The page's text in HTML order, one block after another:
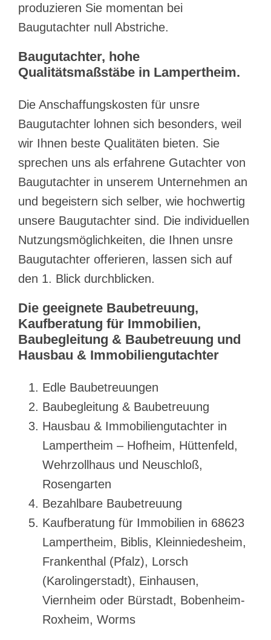
produzieren Sie momentan bei
Baugutachter null Abstriche.
Baugutachter, hohe
Qualitätsmaßstäbe in Lampertheim.
Die Anschaffungskosten für unsre
Baugutachter lohnen sich besonders, weil
wir Ihnen beste Qualitäten bieten. Sie
sprechen uns als erfahrene Gutachter von
Baugutachter in unserem Unternehmen an
und begeistern sich selber, wie hochwertig
unsere Baugutachter sind. Die individuellen
Nutzungsmöglichkeiten, die Ihnen unsre
Baugutachter offerieren, lassen sich auf
den 1. Blick durchblicken.
Die geeignete Baubetreuung,
Kaufberatung für Immobilien,
Baubegleitung & Baubetreuung und
Hausbau & Immobiliengutachter
Edle Baubetreuungen
Baubegleitung & Baubetreuung
Hausbau & Immobiliengutachter in
Lampertheim – Hofheim, Hüttenfeld,
Wehrzollhaus und Neuschloß,
Rosengarten
Bezahlbare Baubetreuung
Kaufberatung für Immobilien in 68623
Lampertheim, Biblis, Kleinniedesheim,
Frankenthal (Pfalz), Lorsch
(Karolingerstadt), Einhausen,
Viernheim oder Bürstadt, Bobenheim-
Roxheim, Worms